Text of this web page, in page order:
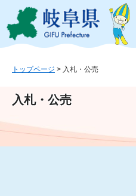
ジ
ュ
文
このペー
トップページ > 入札・公売
入札・公売